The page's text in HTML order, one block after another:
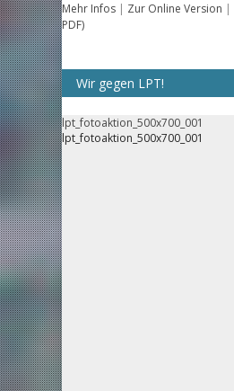
Mehr Infos | Zur Online Version |
PDF)
Wir gegen LPT!
lpt_fotoaktion_500x700_001
lpt_fotoaktion_500x700_001